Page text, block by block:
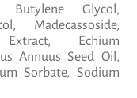
Butylene Glycol,
Madecassoside,
Extract, Echium
Annuus Seed Oil,
Sorbate, Sodium